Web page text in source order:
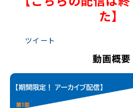
た】
ツイート
動画概要